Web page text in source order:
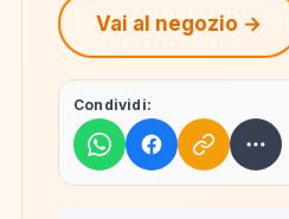
Vai al negozio →
Condividi: